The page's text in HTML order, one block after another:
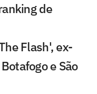
de
Flash', ex-
e São